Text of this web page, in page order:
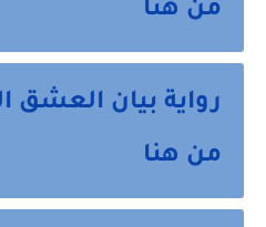
من هنا
رواية بيان العشق
من هنا